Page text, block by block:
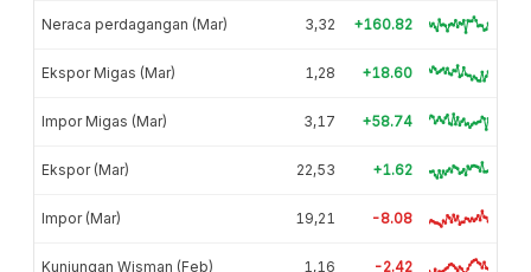
Neraca perdagangan (Mar) 3,32 +160.82
Ekspor Migas (Mar) 1,28 +18.60
Impor Migas (Mar) 3,17 +58.74
Ekspor (Mar) 22,53 +1.62
Impor (Mar) 19,21 -8.08
Kunjungan Wisman (Feb) 1,16 -2.42